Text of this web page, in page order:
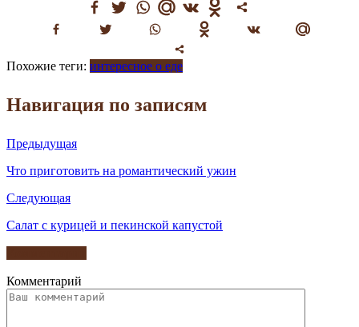
Похожие теги: интересное о еде
Навигация по записям
Предыдущая
Что приготовить на романтический ужин
Следующая
Салат с курицей и пекинской капустой
Комментарий